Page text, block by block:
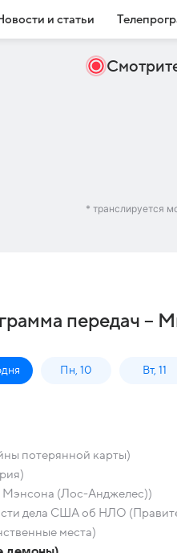
и статьи
* транслируется
передач –
Пн, 10 Вт, 11
потерянной карты)
Мэнсона (Лос-Анджелес))
дела США об НЛО
места)